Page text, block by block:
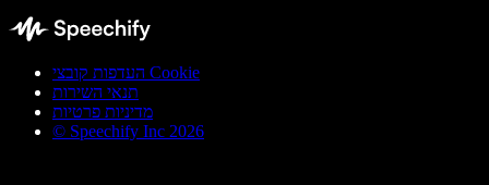
העדפות קובצי Cookie
תנאי השירות
מדיניות פרטיות
© Speechify Inc 2026